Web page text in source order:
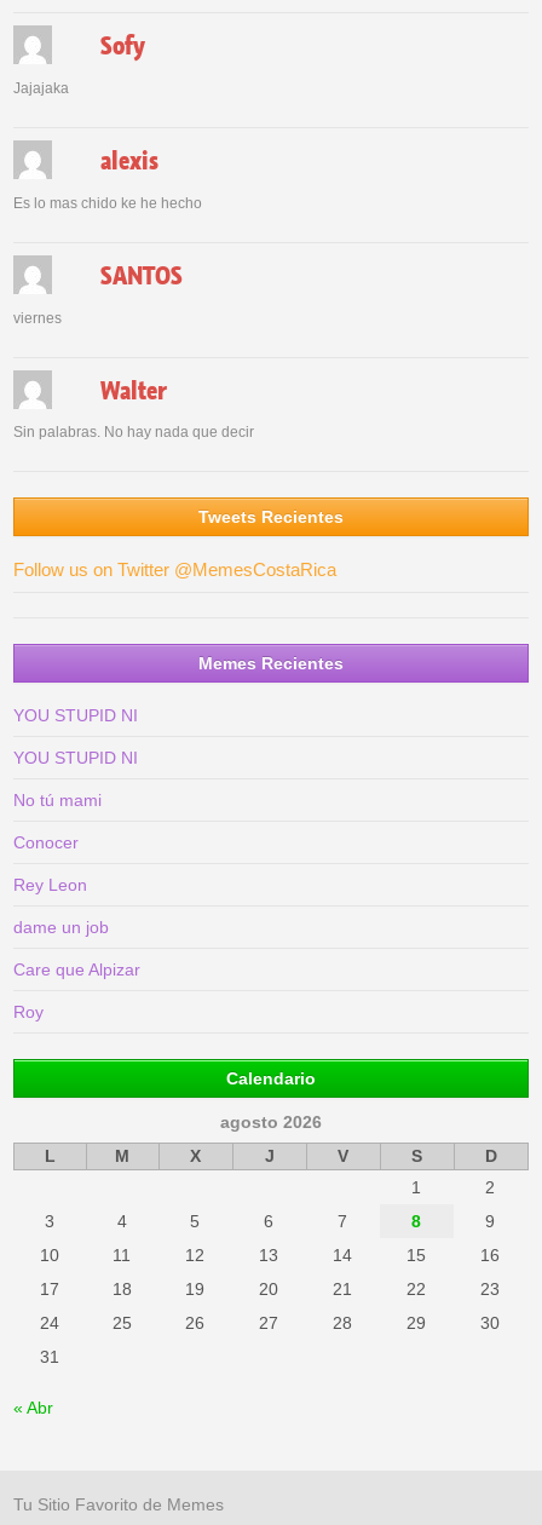
Sofy
Jajajaka
alexis
Es lo mas chido ke he hecho
SANTOS
viernes
Walter
Sin palabras. No hay nada que decir
Tweets Recientes
Follow us on Twitter @MemesCostaRica
Memes Recientes
YOU STUPID NI
YOU STUPID NI
No tú mami
Conocer
Rey Leon
dame un job
Care que Alpizar
Roy
Calendario
agosto 2026
L
M X J V S
D
1
2
3
4 5 6 7 8
9
10
11 12 13 14 15
16
17
18 19 20 21 22
23
24
25 26 27 28 29
30
31
« Abr
Tu Sitio Favorito de Memes